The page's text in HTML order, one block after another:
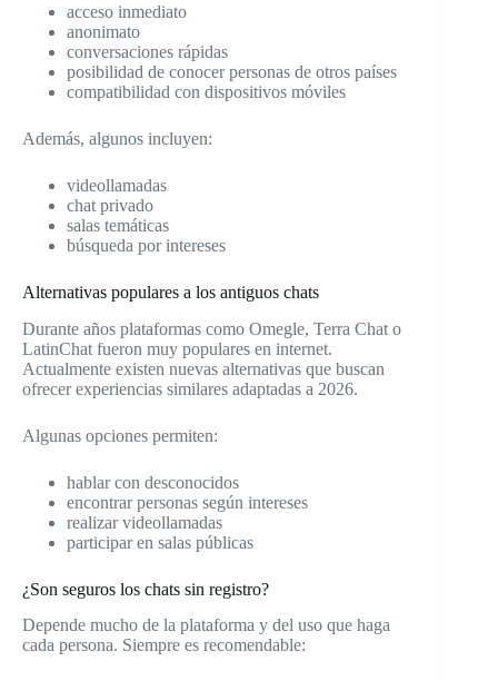
acceso inmediato
anonimato
conversaciones rápidas
posibilidad de conocer personas de otros países
compatibilidad con dispositivos móviles
Además, algunos incluyen:
videollamadas
chat privado
salas temáticas
búsqueda por intereses
Alternativas populares a los antiguos chats
Durante años plataformas como Omegle, Terra Chat o
LatinChat fueron muy populares en internet.
Actualmente existen nuevas alternativas que buscan
ofrecer experiencias similares adaptadas a 2026.
Algunas opciones permiten:
hablar con desconocidos
encontrar personas según intereses
realizar videollamadas
participar en salas públicas
¿Son seguros los chats sin registro?
Depende mucho de la plataforma y del uso que haga
cada persona. Siempre es recomendable: